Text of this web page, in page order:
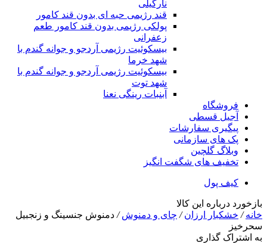
نارگیلی
قند رژیمی حبه ای بدون قند کامور
پولکی رژیمی بدون قند کامور طعم
زعفرانی
بيسکوئيت رژیمی آردجو و جوانه گندم با
شهد خرما
بيسکوئيت رژیمی آردجو و جوانه گندم با
شهد توت
آبنبات رینگی نعنا
فروشگاه
آجیل قسطی
پیگیری سفارشات
پک های سازمانی
وبلاگ گلچین
تخفیف های شگفت انگیز
کیف پول
بازخورد درباره این کالا
خانه/ خشکبار ارزان/ چای و دمنوش/ دمنوش جنسینگ و زنجبیل
سحرخیز
به اشتراک گذاری